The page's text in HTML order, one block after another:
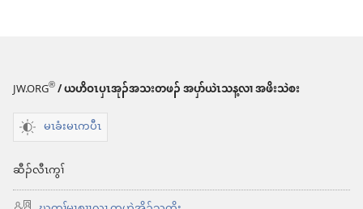
JW.ORG®/ ယဟိဝၤပှၤအုၣ်အသးတဖၣ် အပှာ်ယဲၤသန့လၢ အဖိးသဲစး
မၤခံးမၤကပီၤ
ဆီၣ်လီၤကွၢ်